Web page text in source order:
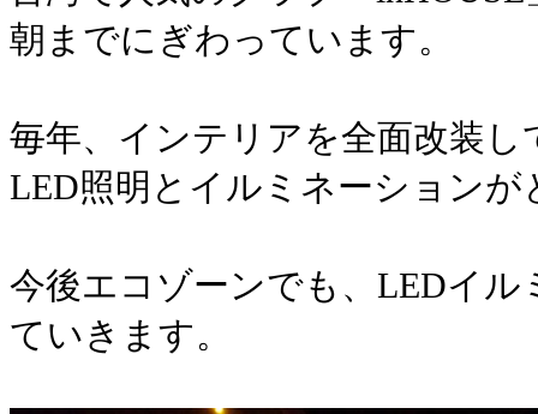
朝までにぎわっています。
毎年、インテリアを全面改装し
LED照明とイルミネーション
今後エコゾーンでも、LEDイ
ていきます。